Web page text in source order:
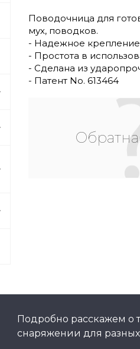
Поводочница для
мух, поводков.
- Надежное крепление
- Простота в
- Сделана из
- Патент No. 613464
Подробно расскажем о
снаряжении для